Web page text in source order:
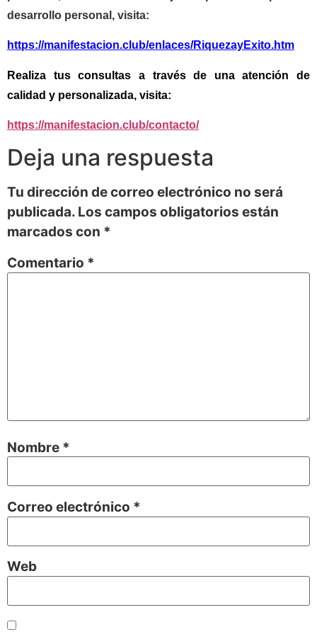
desarrollo personal, visita:
https://manifestacion.club/enlaces/RiquezayExito.htm
Realiza tus consultas a través de una atención de
calidad y personalizada, visita:
https://manifestacion.club/contacto/
Deja una respuesta
Tu dirección de correo electrónico no será
publicada. Los campos obligatorios están
marcados con *
Comentario *
Nombre *
Correo electrónico *
Web